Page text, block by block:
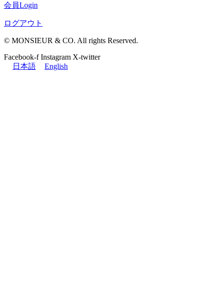
会員Login
ログアウト
© MONSIEUR & CO. All rights Reserved.
Facebook-f Instagram X-twitter
日本語
English